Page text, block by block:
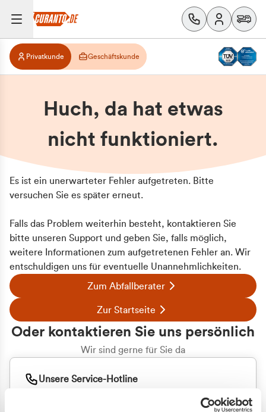
Privatkunde Geschäftskunde
Huch, da hat etwas
nicht funktioniert.
Es ist ein unerwarteter Fehler aufgetreten. Bitte
versuchen Sie es später erneut.
Falls das Problem weiterhin besteht, kontaktieren Sie
bitte unseren Support und geben Sie, falls möglich,
weitere Informationen zum aufgetretenen Fehler an. Wir
entschuldigen uns für eventuelle Unannehmlichkeiten.
Zum Abfallberater
Zur Startseite
Oder kontaktieren Sie uns persönlich
Wir sind gerne für Sie da
Unsere Service-Hotline